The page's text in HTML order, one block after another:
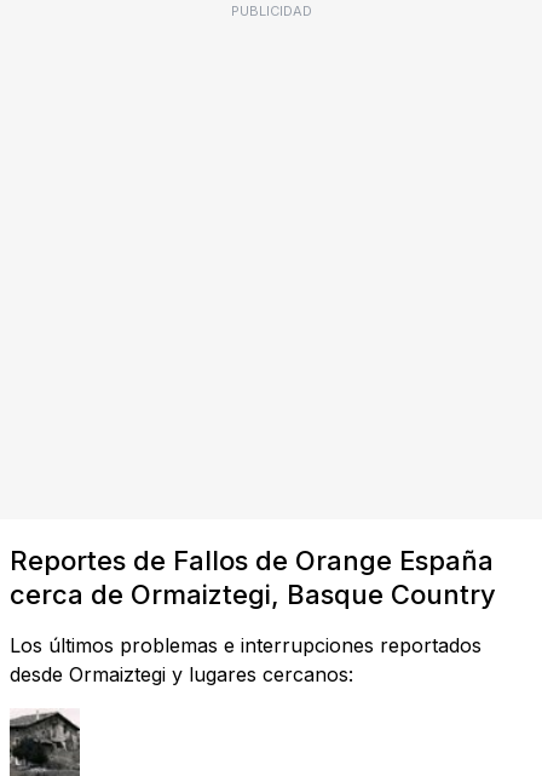
PUBLICIDAD
Reportes de Fallos de Orange España
cerca de Ormaiztegi, Basque Country
Los últimos problemas e interrupciones reportados
desde Ormaiztegi y lugares cercanos: